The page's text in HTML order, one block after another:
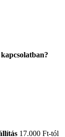
17.000 Ft-tól